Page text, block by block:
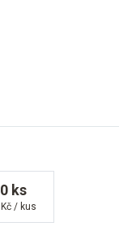
ks
/ kus